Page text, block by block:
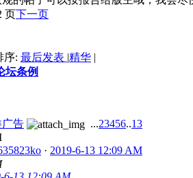
页下一页
序: 最后发表 |精华 |
坛条例
告 ...23456..13
· 2019-6-13 12:09 AM